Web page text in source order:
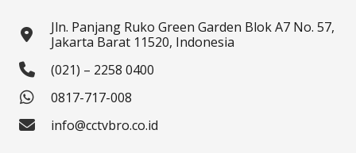
Jln. Panjang Ruko Green Garden Blok A7 No. 57,
Jakarta Barat 11520, Indonesia
(021) – 2258 0400
0817-717-008
info@cctvbro.co.id